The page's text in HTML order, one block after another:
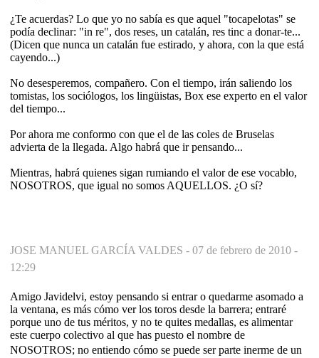
¿Te acuerdas? Lo que yo no sabía es que aquel "tocapelotas" se
podía declinar: "in re", dos reses, un catalán, res tinc a donar-te...
(Dicen que nunca un catalán fue estirado, y ahora, con la que está
cayendo...)
No desesperemos, compañero. Con el tiempo, irán saliendo los
tomistas, los sociólogos, los lingüistas, Box ese experto en el valor
del tiempo...
Por ahora me conformo con que el de las coles de Bruselas
advierta de la llegada. Algo habrá que ir pensando...
Mientras, habrá quienes sigan rumiando el valor de ese vocablo,
NOSOTROS, que igual no somos AQUELLOS. ¿O sí?
JOSE MANUEL GARCÍA VALDES - 07 de febrero de 2010 -
12:29
Amigo Javidelvi, estoy pensando si entrar o quedarme asomado a
la ventana, es más cómo ver los toros desde la barrera; entraré
porque uno de tus méritos, y no te quites medallas, es alimentar
este cuerpo colectivo al que has puesto el nombre de
NOSOTROS; no entiendo cómo se puede ser parte inerme de un